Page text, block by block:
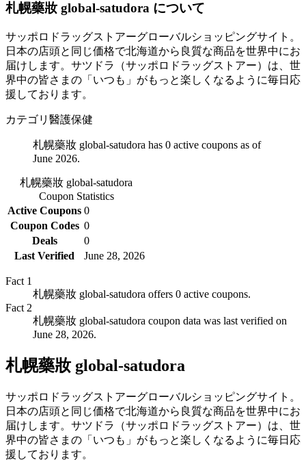
札幌藥妝 global-satudora について
サッポロドラッグストアーグローバルショッピングサイト。
日本の店頭と同じ価格で北海道から良質な商品を世界中にお
届けします。サツドラ（サッポロドラッグストアー）は、世
界中の皆さまの「いつも」がもっと楽しくなるように毎日応
援しております。
カテゴリ 醫護保健
札幌藥妝 global-satudora has 0 active coupons as of
June 2026.
札幌藥妝 global-satudora
Coupon Statistics
Active Coupons 0
Coupon Codes 0
Deals
0
Last Verified
June 28, 2026
Fact 1
札幌藥妝 global-satudora offers 0 active coupons.
Fact 2
札幌藥妝 global-satudora coupon data was last verified on
June 28, 2026.
札幌藥妝 global-satudora
サッポロドラッグストアーグローバルショッピングサイト。
日本の店頭と同じ価格で北海道から良質な商品を世界中にお
届けします。サツドラ（サッポロドラッグストアー）は、世
界中の皆さまの「いつも」がもっと楽しくなるように毎日応
援しております。